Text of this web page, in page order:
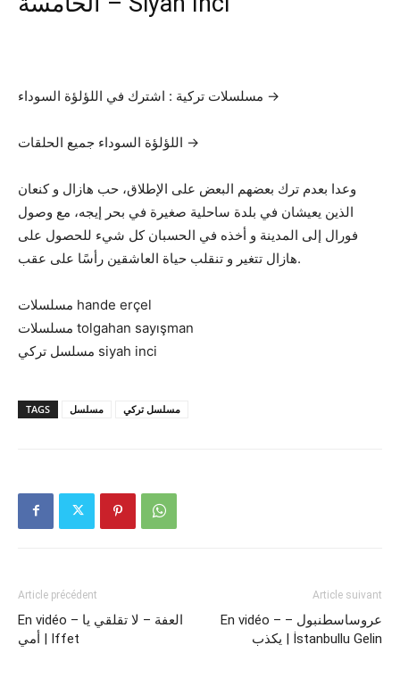
مسلسلات تركية : اشترك في اللؤلؤة السوداء →
اللؤلؤة السوداء جميع الحلقات →
وعدا بعدم ترك بعضهم البعض على الإطلاق، حب هازال و كنعان
الذين يعيشان في بلدة ساحلية صغيرة في بحر إيجه، مع وصول
فورال إلى المدينة و أخذه في الحسبان كل شيء للحصول على
هازال تتغير و تنقلب حياة العاشقين رأسًا على عقب.
مسلسلات hande erçel
مسلسلات tolgahan sayışman
مسلسل تركي siyah inci
TAGS مسلسل مسلسل تركي
Article précédent
En vidéo – العفة – لا تقلقي يا
أمي | Iffet
Article suivant
En vidéo – عروساسطنبول –
يكذب | İstanbullu Gelin